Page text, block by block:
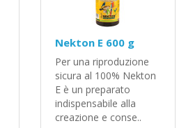
Nekton E 600 g
Per una riproduzione
sicura al 100% Nekton
E è un preparato
indispensabile alla
creazione e conse..